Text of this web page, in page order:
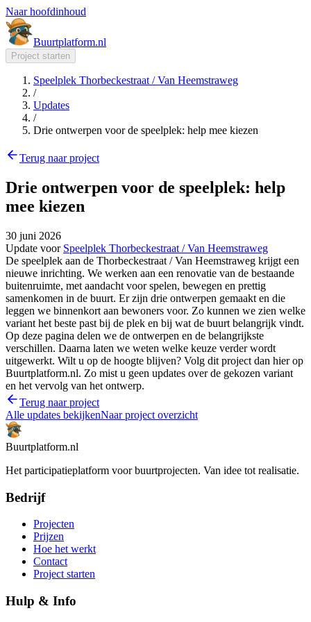
Naar hoofdinhoud
Buurtplatform.nl
Project starten
Speelplek Thorbeckestraat / Van Heemstraweg
/
Updates
/
Drie ontwerpen voor de speelplek: help mee kiezen
Terug naar project
Drie ontwerpen voor de speelplek: help
mee kiezen
30 juni 2026
Update voor Speelplek Thorbeckestraat / Van Heemstraweg
De speelplek aan de Thorbeckestraat / Van Heemstraweg krijgt een
nieuwe inrichting. We werken aan een renovatie van de bestaande
buitenruimte, met aandacht voor spelen, bewegen en prettig
samenkomen in de buurt. Er zijn drie ontwerpen gemaakt en die
leggen we binnenkort aan bewoners voor. Zo kunnen we zien welke
variant het beste past bij de plek en bij wat de buurt belangrijk vindt.
Op deze pagina delen we de ontwerpen en de belangrijkste
verschillen. Daarna laten we weten welke keuze verder wordt
uitgewerkt. Wilt u op de hoogte blijven? Volg dit project dan hier op
Buurtplatform.nl. Zo mist u geen updates over de gekozen variant
en het vervolg van het ontwerp.
Terug naar project
Alle updates bekijkenNaar project overzicht
Buurtplatform.nl
Het participatieplatform voor buurtprojecten. Van idee tot realisatie.
Bedrijf
Projecten
Prijzen
Hoe het werkt
Contact
Project starten
Hulp & Info